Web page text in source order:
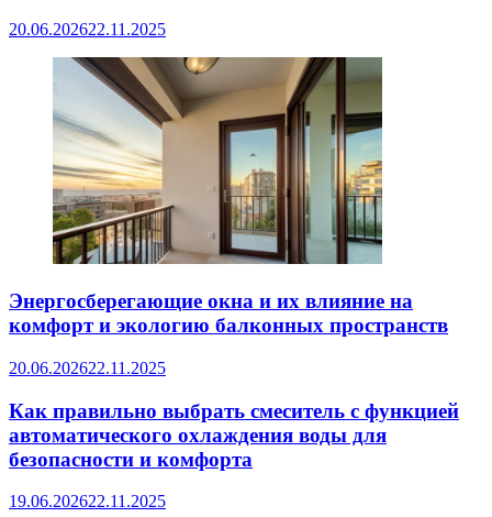
20.06.202622.11.2025
Энергосберегающие окна и их влияние на
комфорт и экологию балконных пространств
20.06.202622.11.2025
Как правильно выбрать смеситель с функцией
автоматического охлаждения воды для
безопасности и комфорта
19.06.202622.11.2025